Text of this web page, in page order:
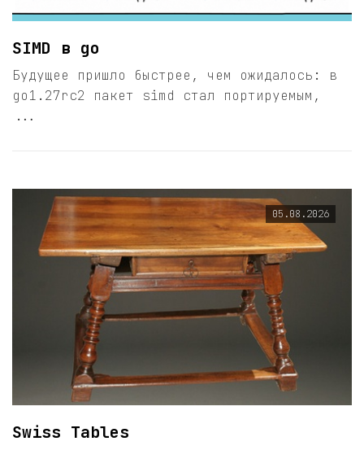
SIMD в go
Будущее пришло быстрее, чем ожидалось: в
go1.27rc2 пакет simd стал портируемым,
...
05.08.2026
Swiss Tables